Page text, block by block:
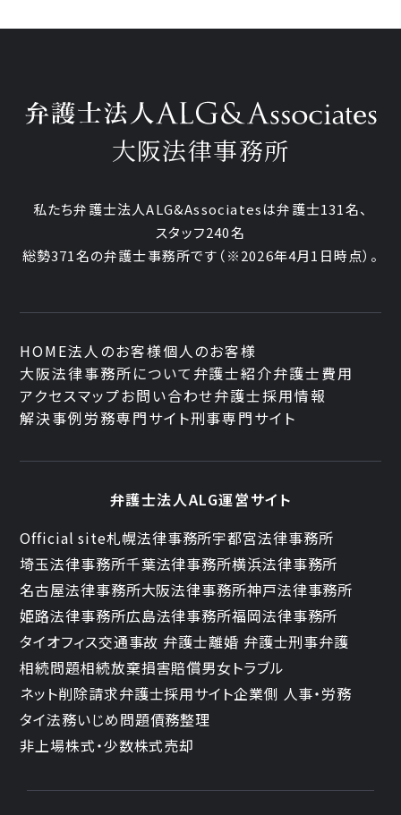
大阪法律事務所
私たち弁護士法人ALG&Associatesは弁護士131名、
スタッフ240名
総勢371名の弁護士事務所です （※2026年4月1日時点）。
HOME法人のお客様個人のお客様
大阪法律事務所について 弁護士紹介弁護士費用
アクセスマップお問い合わせ弁護士採用情報
解決事例労務専門サイト刑事専門サイト
弁護士法人ALG運営サイト
Official site札幌法律事務所宇都宮法律事務所
埼玉法律事務所千葉法律事務所横浜法律事務所
名古屋法律事務所大阪法律事務所神戸法律事務所
姫路法律事務所広島法律事務所福岡法律事務所
タイオフィス交通事故 弁護士離婚 弁護士刑事弁護
相続問題相続放棄損害賠償男女トラブル
ネット削除請求弁護士採用サイト企業側 人事・労務
タイ法務いじめ問題債務整理
非上場株式・少数株式売却